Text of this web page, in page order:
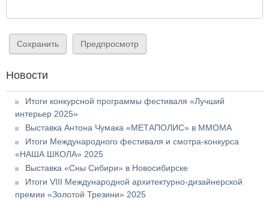
Новости
Итоги конкурсной программы фестиваля «Лучший
интерьер 2025»
Выставка Антона Чумака «МЕТАПОЛИС» в ММОМА
Итоги Международного фестиваля и смотра-конкурса
«НАША ШКОЛА» 2025
Выставка «Сны Сибири» в Новосибирске
Итоги VIII Международной архитектурно-дизайнерской
премии «Золотой Трезини» 2025